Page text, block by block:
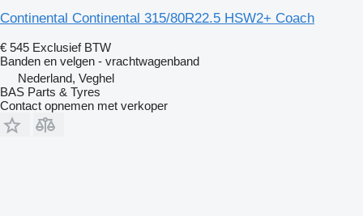
Continental Continental 315/80R22.5 HSW2+ Coach
€ 545 Exclusief BTW
Banden en velgen - vrachtwagenband
Nederland, Veghel
BAS Parts & Tyres
Contact opnemen met verkoper